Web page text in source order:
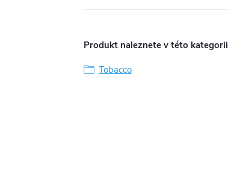
Produkt naleznete v této kategorii
Tobacco